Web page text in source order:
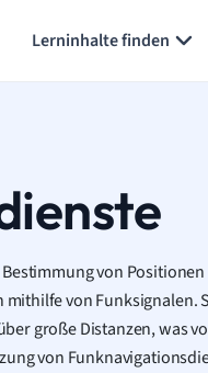
Lerninhalte finden
von
von Funksignalen.
große Distanzen, was
von